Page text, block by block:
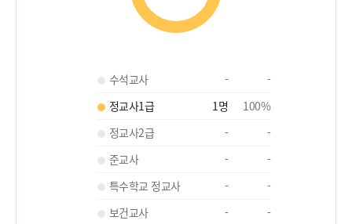
수석교사 -
-
정교사1급
1명 100%
정교사2급
-
-
준교사
-
-
특수학교 정교사
-
-
보건교사
-
-